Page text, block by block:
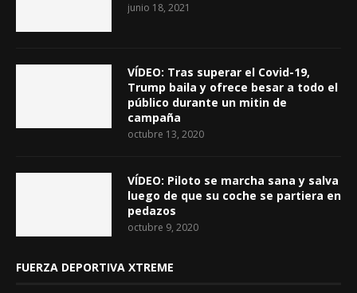
junio 18, 2021
VÍDEO: Tras superar el Covid-19,
Trump baila y ofrece besar a todo el
público durante un mitin de
campaña
octubre 13, 2020
VÍDEO: Piloto se marcha sana y salva
luego de que su coche se partiera en
pedazos
octubre 9, 2020
FUERZA DEPORTIVA XTREME